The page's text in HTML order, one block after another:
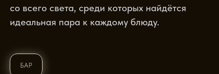
со всего света, среди которых найдётся
идеальная пара к каждому блюду.
БАР